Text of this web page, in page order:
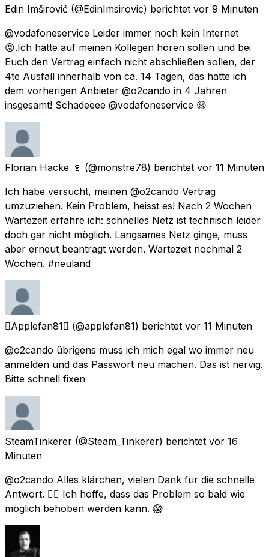
Edin Imširović (@EdinImsirovic) berichtet vor 9 Minuten
@vodafoneservice Leider immer noch kein Internet
😡.Ich hätte auf meinen Kollegen hören sollen und bei
Euch den Vertrag einfach nicht abschließen sollen, der
4te Ausfall innerhalb von ca. 14 Tagen, das hatte ich
dem vorherigen Anbieter @o2cando in 4 Jahren
insgesamt! Schadeeee @vodafoneservice 😩
Florian Hacke 🍷 (@monstre78) berichtet vor 11 Minuten
Ich habe versucht, meinen @o2cando Vertrag
umzuziehen. Kein Problem, heisst es! Nach 2 Wochen
Wartezeit erfahre ich: schnelles Netz ist technisch leider
doch gar nicht möglich. Langsames Netz ginge, muss
aber erneut beantragt werden. Wartezeit nochmal 2
Wochen. #neuland
Applefan81 (@applefan81) berichtet vor 11 Minuten
@o2cando übrigens muss ich mich egal wo immer neu
anmelden und das Passwort neu machen. Das ist nervig.
Bitte schnell fixen
SteamTinkerer (@Steam_Tinkerer) berichtet vor 16
Minuten
@o2cando Alles klärchen, vielen Dank für die schnelle
Antwort. 👍🏻 Ich hoffe, dass das Problem so bald wie
möglich behoben werden kann. 😱